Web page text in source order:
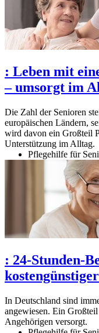
: Leben mit
– umsorgt im
Die Zahl der Senioren
europäischen Ländern,
wird davon ein Großteil
Unterstützung im Alltag.
Pflegehilfe für
: 24-Stunden-
In Deutschland sind
angewiesen. Ein
Angehörigen versorgt.